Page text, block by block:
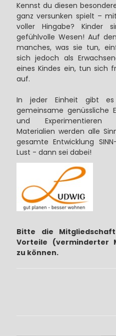
Kennst du diesen
ganz versunken spielt –
voller Hingabe? Kinder
gefühlvolle Wesen! Auf
manches, was sie tun,
sich jedoch als
eines Kindes ein, tun sich
auf.
In jeder Einheit gibt
gemeinsame genüssliche
und Experimentieren
Materialien werden alle
gesamte Entwicklung
Lust - dann sei dabei!
Bitte die
Vorteile (verminderter
zu können.